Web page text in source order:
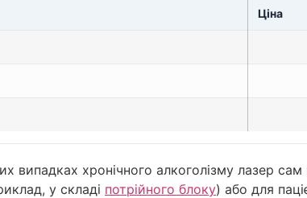
Ціна
хронічного алкоголізму лазер сам
у складі потрійного блоку) або для